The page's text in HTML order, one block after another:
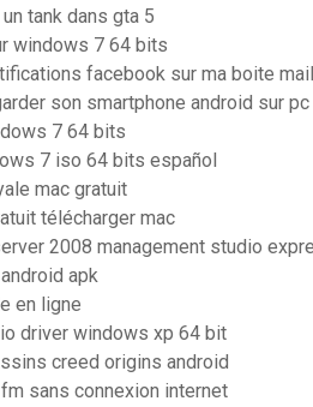
tank dans gta 5
windows 7 64 bits
facebook sur ma boite mail
son smartphone android sur pc
7 64 bits
7 iso 64 bits español
mac gratuit
télécharger mac
2008 management studio
apk
en ligne
driver windows xp 64 bit
creed origins android
sans connexion internet